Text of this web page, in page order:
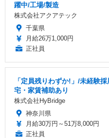
躍中/工場/製造
株式会社アクアテック
千葉県
月給26万1,000円
正社員
「定員残りわずか!」/未経験
宅・家賃補助あり
株式会社HyBridge
神奈川県
月給30万円～51万8,000円
正社員